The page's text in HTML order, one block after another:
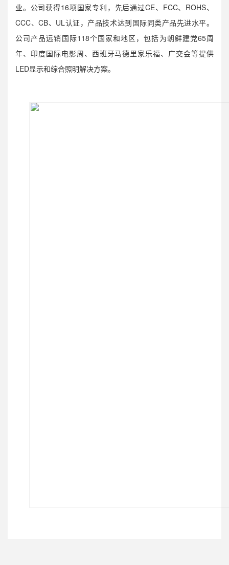
业。公司获得16项国家专利，先后通过CE、FCC、ROHS、
CCC、CB、UL认证，产品技术达到国际同类产品先进水平。
公司产品远销国际118个国家和地区，包括为朝鲜建党65周
年、印度国际电影周、西班牙马德里家乐福、广交会等提供
LED显示和综合照明解决方案。